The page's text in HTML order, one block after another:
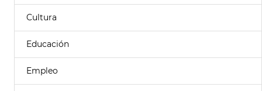
Cultura
Educación
Empleo